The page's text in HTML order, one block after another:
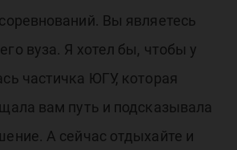
Вы являетесь
вуза. Я хотел бы, чтобы у
частичка ЮГУ, которая
вам путь и подсказывала
А сейчас отдыхайте и